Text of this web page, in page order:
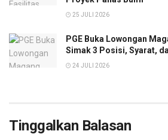
25 JULI 2026
PGE Buka Lowongan
Simak 3 Posisi, Syarat,
24 JULI 2026
Tinggalkan Balasan